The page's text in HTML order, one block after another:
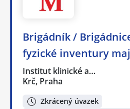
Brigádník /
fyzické inventury
Institut klinické a…
Krč, Praha
Zkrácený úvazek